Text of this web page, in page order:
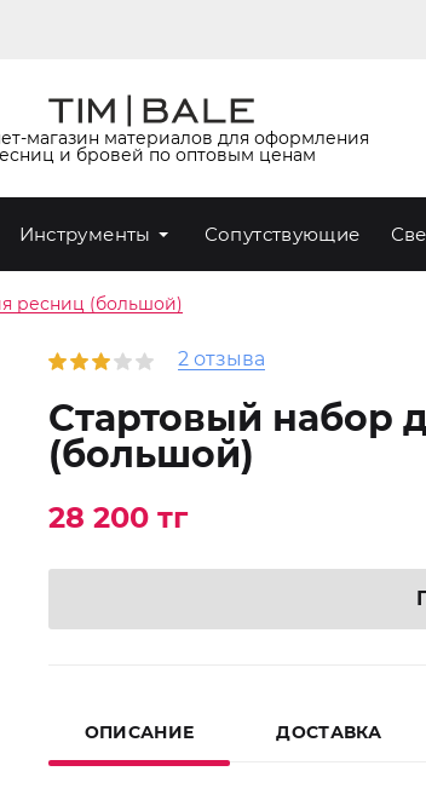
магазин материалов для оформления
и бровей по оптовым ценам
Инструменты Сопутствующие
ресниц (большой)
2 отзыва
Стартовый набор
(большой)
28 200 тг
ОПИСАНИЕ ДОСТАВКА